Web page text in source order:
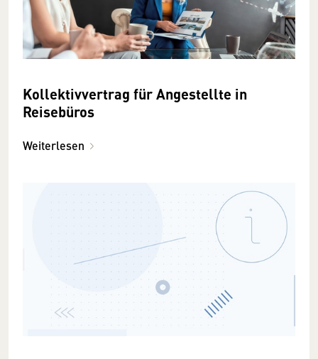
Kollektivvertrag für Angestellte in
Reisebüros
Weiterlesen